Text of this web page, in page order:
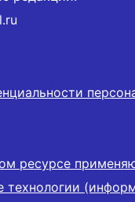
ресурсе
технологии